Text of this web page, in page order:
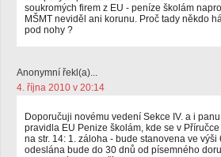
soukromých firem z EU - peníze školám
MŠMT neviděl ani korunu. Proč tady někdo
pod nohy ?
Anonymní řekl(a)...
4. října 2010 v 20:14
Doporučuji novému vedení Sekce IV. a i
pravidla EU Penize školám, kde se v
na str. 14: 1. záloha - bude stanovena ve
odeslána bude do 30 dnů od písemného